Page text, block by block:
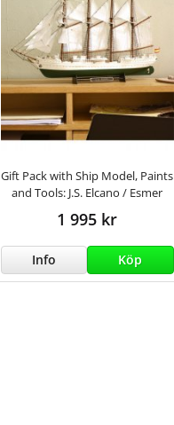
Gift Pack with Ship Model, Paints
and Tools: J.S. Elcano / Esmer
1 995 kr
Info Köp